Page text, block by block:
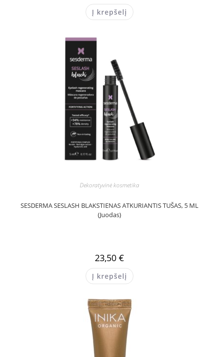
Į krepšelį
Dekoratyvinė kosmetika
SESDERMA SESLASH BLAKSTIENAS ATKURIANTIS TUŠAS, 5 ML
(Juodas)
23,50 €
Į krepšelį